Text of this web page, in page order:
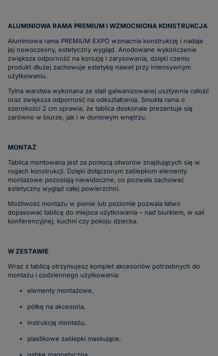
ALUMINIOWA RAMA PREMIUM I WZMOCNIONA KONSTRUKCJA
Aluminiowa rama PREMIUM EXPO wzmacnia konstrukcję i nadaje
jej nowoczesny, estetyczny wygląd. Anodowane wykończenie
zwiększa odporność na korozję i zarysowania, dzięki czemu
produkt dłużej zachowuje estetykę nawet przy intensywnym
użytkowaniu.
Tylna warstwa wykonana ze stali galwanizowanej usztywnia całość
oraz zwiększa odporność na odkształcenia. Smukła rama o
szerokości 2 cm sprawia, że tablica doskonale prezentuje się
zarówno w biurze, jak i w domowym wnętrzu.
MONTAŻ
Tablica montowana jest za pomocą otworów znajdujących się w
rogach konstrukcji. Dzięki dołączonym zaślepkom elementy
montażowe pozostają niewidoczne, co pozwala zachować
estetyczny wygląd całej powierzchni.
Możliwość montażu w pionie lub poziomie pozwala łatwo
dopasować tablicę do miejsca użytkowania – nad biurkiem, w sali
konferencyjnej, kuchni czy pokoju dziecka.
W ZESTAWIE
Wraz z tablicą otrzymujesz komplet akcesoriów potrzebnych do
montażu i codziennego użytkowania:
elementy montażowe,
półkę na akcesoria,
instrukcję montażu,
plastikowe zaślepki maskujące,
gąbkę magnetyczną,